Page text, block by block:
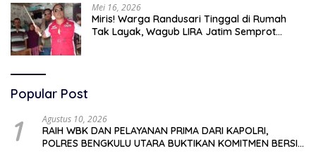
Mei 16, 2026
Miris! Warga Randusari Tinggal di Rumah
Tak Layak, Wagub LIRA Jatim Semprot
Popular Post
1 Agustus 10, 2026
RAIH WBK DAN PELAYANAN PRIMA DARI KAPOLRI,
POLRES BENGKULU UTARA BUKTIKAN KOMITMEN BERSIH